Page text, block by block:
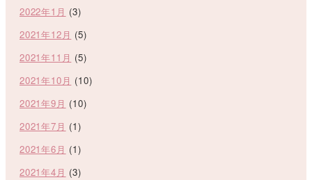
2022年1月 (3)
2021年12月 (5)
2021年11月 (5)
2021年10月 (10)
2021年9月 (10)
2021年7月 (1)
2021年6月 (1)
2021年4月 (3)